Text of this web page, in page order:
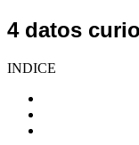
4 datos
INDICE